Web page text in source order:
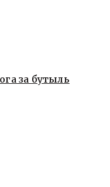
за бутыль